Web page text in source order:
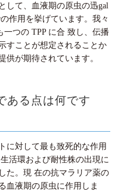
して、血液期の原虫の迅gal
作用を挙げています。我々
つの TPP に合 致し、伝播
すことが想定されることか
供が期待されています。
ある点は何です
に対して最も致死的な作用
活環および耐性株の出現に
た。現 在の抗マラリア薬の
血液期の原虫に作用しま